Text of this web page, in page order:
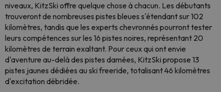
niveaux, KitzSki offre quelque chose à chacun. Les débutants
trouveront de nombreuses pistes bleues s'étendant sur 102
kilomètres, tandis que les experts chevronnés pourront tester
leurs compétences sur les 16 pistes noires, représentant 20
kilomètres de terrain exaltant. Pour ceux qui ont envie
d'aventure au-delà des pistes damées, KitzSki propose 13
pistes jaunes dédiées au ski freeride, totalisant 46 kilomètres
d'excitation débridée.